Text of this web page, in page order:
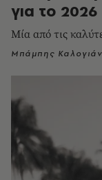
για το 2026
Μία από τις
Μπάμπης